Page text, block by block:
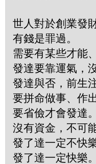
世人對於創業發
有錢是罪過。
需要有某些才能
發達要靠運氣，
發達與否，前生
要拼命做事、作
要省儉才會發達。
沒有資金，不可
發了達一定不快樂
發了達一定快樂。